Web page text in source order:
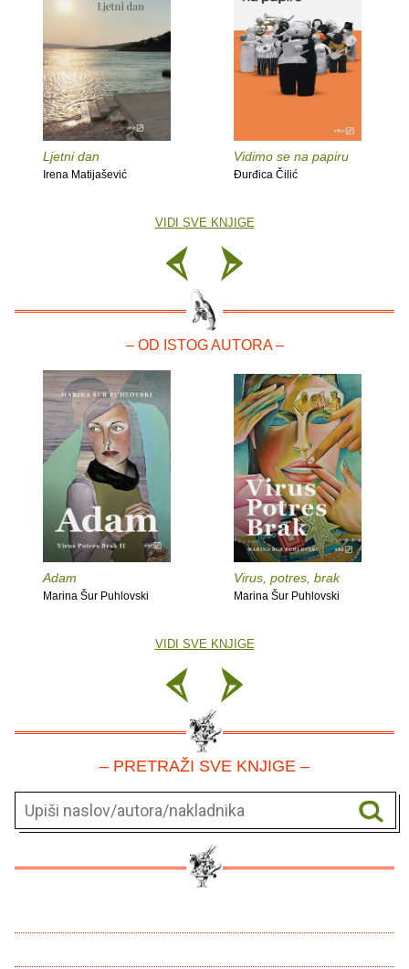
Ljetni dan
Irena Matijašević
Vidimo se na papiru
Đurđica Čilić
VIDI SVE KNJIGE
– OD ISTOG AUTORA –
Adam
Marina Šur Puhlovski
Virus, potres, brak
Marina Šur Puhlovski
VIDI SVE KNJIGE
– PRETRAŽI SVE KNJIGE –